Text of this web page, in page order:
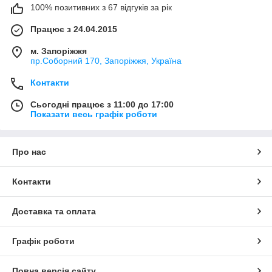
100% позитивних з 67 відгуків за рік
Працює з 24.04.2015
м. Запоріжжя
пр.Соборний 170, Запоріжжя, Україна
Контакти
Сьогодні працює з 11:00 до 17:00
Показати весь графік роботи
Про нас
Контакти
Доставка та оплата
Графік роботи